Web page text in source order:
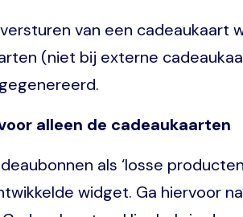
van een cadeaukaart
(niet bij externe
alleen de cadeaukaarten
als ‘losse
widget. Ga hiervoor